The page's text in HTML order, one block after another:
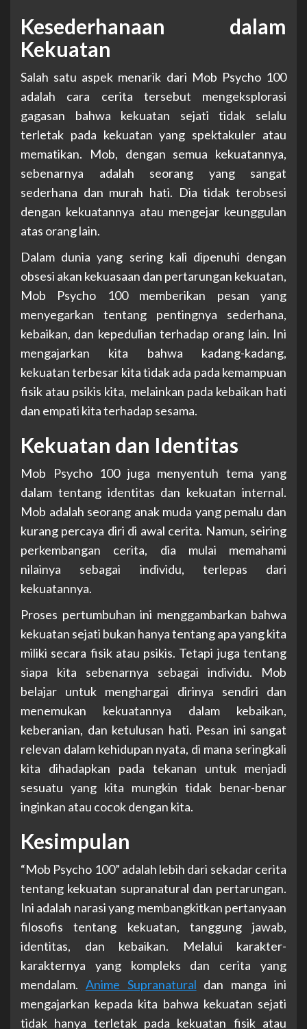
Kesederhanaan dalam
Kekuatan
Salah satu aspek menarik dari Mob Psycho 100
adalah cara cerita tersebut mengeksplorasi
gagasan bahwa kekuatan sejati tidak selalu
terletak pada kekuatan yang spektakuler atau
mematikan. Mob, dengan semua kekuatannya,
sebenarnya adalah seorang yang sangat
sederhana dan murah hati. Dia tidak terobsesi
dengan kekuatannya atau mengejar keunggulan
atas orang lain.
Dalam dunia yang sering kali dipenuhi dengan
obsesi akan kekuasaan dan pertarungan kekuatan,
Mob Psycho 100 memberikan pesan yang
menyegarkan tentang pentingnya sederhana,
kebaikan, dan kepedulian terhadap orang lain. Ini
mengajarkan kita bahwa kadang-kadang,
kekuatan terbesar kita tidak ada pada kemampuan
fisik atau psikis kita, melainkan pada kebaikan hati
dan empati kita terhadap sesama.
Kekuatan dan Identitas
Mob Psycho 100 juga menyentuh tema yang
dalam tentang identitas dan kekuatan internal.
Mob adalah seorang anak muda yang pemalu dan
kurang percaya diri di awal cerita. Namun, seiring
perkembangan cerita, dia mulai memahami
nilainya sebagai individu, terlepas dari
kekuatannya.
Proses pertumbuhan ini menggambarkan bahwa
kekuatan sejati bukan hanya tentang apa yang kita
miliki secara fisik atau psikis. Tetapi juga tentang
siapa kita sebenarnya sebagai individu. Mob
belajar untuk menghargai dirinya sendiri dan
menemukan kekuatannya dalam kebaikan,
keberanian, dan ketulusan hati. Pesan ini sangat
relevan dalam kehidupan nyata, di mana seringkali
kita dihadapkan pada tekanan untuk menjadi
sesuatu yang kita mungkin tidak benar-benar
inginkan atau cocok dengan kita.
Kesimpulan
“Mob Psycho 100” adalah lebih dari sekadar cerita
tentang kekuatan supranatural dan pertarungan.
Ini adalah narasi yang membangkitkan pertanyaan
filosofis tentang kekuatan, tanggung jawab,
identitas, dan kebaikan. Melalui karakter-
karakternya yang kompleks dan cerita yang
mendalam. Anime Supranatural dan manga ini
mengajarkan kepada kita bahwa kekuatan sejati
tidak hanya terletak pada kekuatan fisik atau